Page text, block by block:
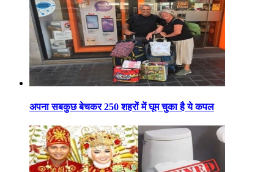
अपना सबकुछ बेचकर 250 शहरों में घूम चुका है ये कपल